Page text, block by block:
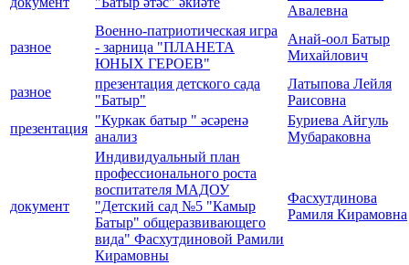
Авалевна
разное
Военно-патриотическая игра
- зарница "ПЛАНЕТА
ЮНЫХ ГЕРОЕВ"
Анай-оол Батыр
Михайлович
разное
презентация детского сада
"Батыр"
Латыпова Лейля
Раисовна
презентация
"Куркак батыр " әсәренә
анализ
Буриева Айгуль
Мубараковна
документ
Индивидуальный план
профессионального роста
воспитателя МАДОУ
"Детский сад №5 "Камыр
Батыр" общеразвивающего
вида" Фасхутдиновой Рамили
Кирамовны
Фасхутдинова
Рамиля Кирамовна